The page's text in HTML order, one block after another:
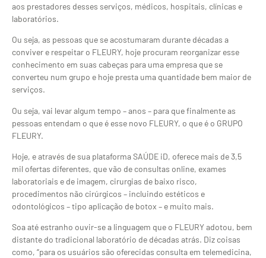
aos prestadores desses serviços, médicos, hospitais, clínicas e
laboratórios.
Ou seja, as pessoas que se acostumaram durante décadas a
conviver e respeitar o FLEURY, hoje procuram reorganizar esse
conhecimento em suas cabeças para uma empresa que se
converteu num grupo e hoje presta uma quantidade bem maior de
serviços.
Ou seja, vai levar algum tempo – anos – para que finalmente as
pessoas entendam o que é esse novo FLEURY, o que é o GRUPO
FLEURY.
Hoje, e através de sua plataforma SAÚDE iD, oferece mais de 3,5
mil ofertas diferentes, que vão de consultas online, exames
laboratoriais e de imagem, cirurgias de baixo risco,
procedimentos não cirúrgicos – incluindo estéticos e
odontológicos – tipo aplicação de botox – e muito mais.
Soa até estranho ouvir-se a linguagem que o FLEURY adotou, bem
distante do tradicional laboratório de décadas atrás. Diz coisas
como, “para os usuários são oferecidas consulta em telemedicina,